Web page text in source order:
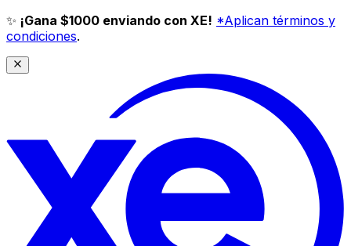
✨ ¡Gana $1000 enviando con XE! *Aplican términos y
condiciones.